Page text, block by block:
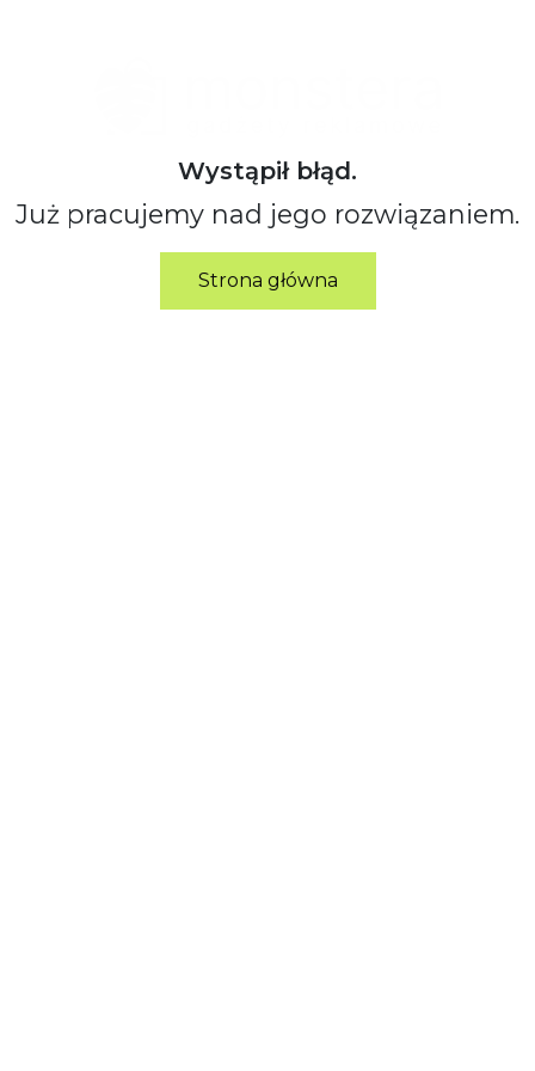
Wystąpił błąd.
Już pracujemy nad jego rozwiązaniem.
Strona główna